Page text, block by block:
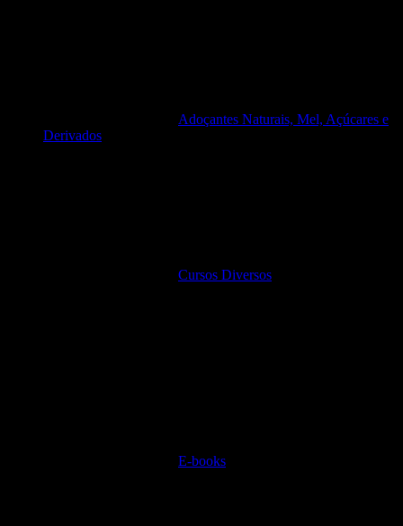
Adoçantes Naturais, Mel, Açúcares e
Derivados
Cursos Diversos
E-books